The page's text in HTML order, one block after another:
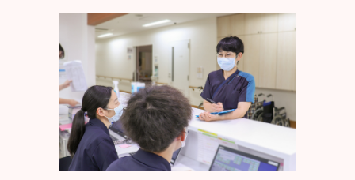
▶そんな疑問を実際に「見て・聴いて」体感できるイベン
トを用意しました！
未来の自分を描くチャンスを、ぜひ体験してください。
※まずはWEB説明会を視聴してみてから、来院での見学
会等に参加することも大歓迎です。
･･━━･･━━･･━━･･━━･･
【交通費最大2万円補助!回復期看護の専門性に触れるイン
ターンシップ】